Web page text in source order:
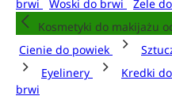
brwi
Woski do brwi Żele
Kosmetyki do makijażu
Cienie do powiek
Eyelinery
Kredki
brwi